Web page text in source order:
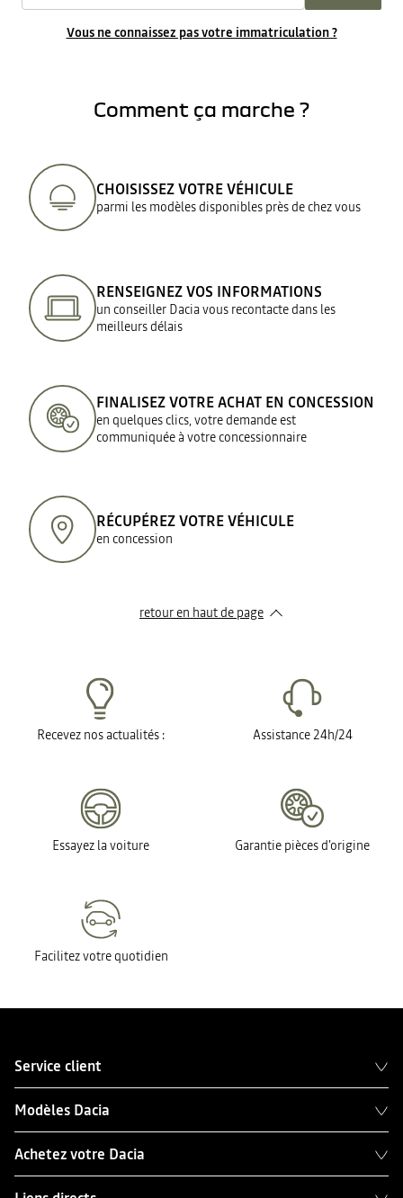
Vous ne connaissez pas votre immatriculation ?
Comment ça marche ?
CHOISISSEZ VOTRE VÉHICULE
parmi les modèles disponibles près de chez vous
RENSEIGNEZ VOS INFORMATIONS
un conseiller Dacia vous recontacte dans les
meilleurs délais
FINALISEZ VOTRE ACHAT EN CONCESSION
en quelques clics, votre demande est
communiquée à votre concessionnaire
RÉCUPÉREZ VOTRE VÉHICULE
en concession
retour en haut de page​
Recevez nos actualités : Assistance 24h/24
Essayez la voiture Garantie pièces d'origine
Facilitez votre quotidien
Service client
Modèles Dacia
Achetez votre Dacia